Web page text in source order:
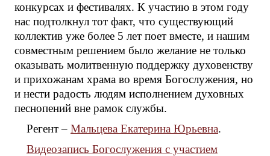
конкурсах и фестивалях. К участию в этом году
нас подтолкнул тот факт, что существующий
коллектив уже более 5 лет поет вместе, и нашим
совместным решением было желание не только
оказывать молитвенную поддержку духовенству
и прихожанам храма во время Богослужения, но
и нести радость людям исполнением духовных
песнопений вне рамок службы.
Регент – Мальцева Екатерина Юрьевна.
Видеозапись Богослужения с участием